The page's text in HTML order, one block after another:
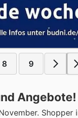
8 9
Angebote!
Shopper